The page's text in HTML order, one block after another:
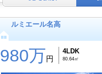
ルミエール名高
980万円
4LDK
80.64㎡